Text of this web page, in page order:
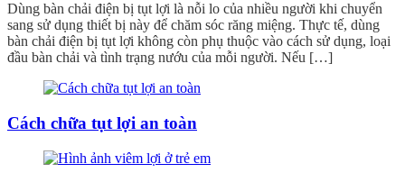
Dùng bàn chải điện bị tụt lợi là nỗi lo của nhiều người khi chuyển
sang sử dụng thiết bị này để chăm sóc răng miệng. Thực tế, dùng
bàn chải điện bị tụt lợi không còn phụ thuộc vào cách sử dụng, loại
đầu bàn chải và tình trạng nướu của mỗi người. Nếu […]
Cách chữa tụt lợi an toàn